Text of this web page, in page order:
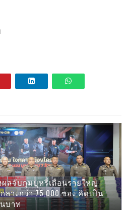
ลจับกุมบุหรี่เถื่อนรายใหญ่
ลางกว่า 75,000 ซอง คิดเป็น
บาท